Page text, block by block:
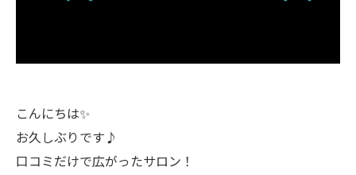
こんにちは✨
お久しぶりです♪
口コミだけで広がったサロン！